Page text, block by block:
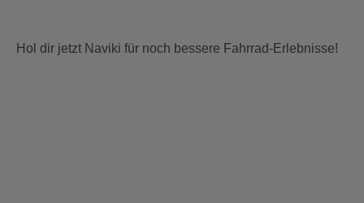
Hol dir jetzt Naviki für noch bessere Fahrrad-Erlebnisse!